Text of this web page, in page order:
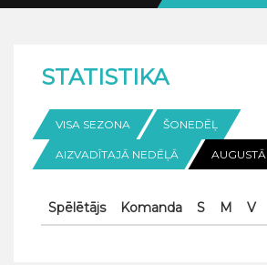
STATISTIKA
VISA SEZONA ŠONEDĒĻ
AIZVADĪTAJĀ NEDĒĻĀ AUGUSTĀ
Spēlētājs Komanda S M V